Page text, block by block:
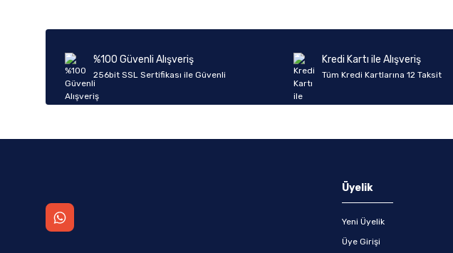
Ürün fiyatı diğer sitelerden daha pahalı.
Bu ürüne benzer farklı alternatifler olmalı.
%100 Güvenli Alışveriş
256bit SSL Sertifikası ile Güvenli
Kredi Kartı ile Alışveriş
Tüm Kredi Kartlarına 12 Taksit
Üyelik
Yeni Üyelik
Üye Girişi